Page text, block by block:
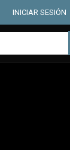
INICIAR SESIÓN